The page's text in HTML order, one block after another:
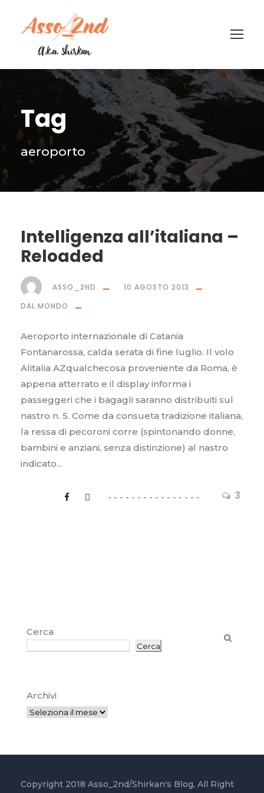
Tag
aeroporto
Intelligenza all’italiana –
Reloaded
3
ASSO_2ND
10 AGOSTO 2013
DAL MONDO
Aeroporto internazionale di Catania
Fontanarossa, calda serata di fine luglio. Il volo
Alitalia AZqualchecosa proveniente da Roma, è
appena atterrato e il display informa i
passeggeri che i bagagli saranno distribuiti sul
nastro n. 5. Come da consueta tradizione italiana,
la ressa di pecoroni corre (spintonando donne,
bambini e anziani, senza distinzione) al nastro
indicato...
Cerca
Cerca
Archivi
Copyright 2018 Asso_2nd/Shirkan's Blog, All Right